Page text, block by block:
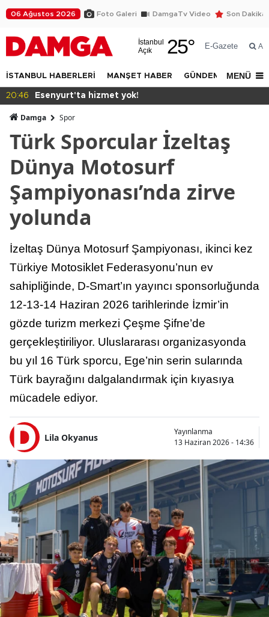
06 Ağustos 2026 Foto Galeri DamgaTv Video Son Dakika
İstanbul
Açık
25° E-Gazete Ara
İSTANBUL HABERLERİ MANŞET HABER GÜNDEM DÜNYA
MENÜ
Esenyurt'ta hizmet yok!
Damga Spor
Türk Sporcular İzeltaş
Dünya Motosurf
Şampiyonası’nda zirve
yolunda
İzeltaş Dünya Motosurf Şampiyonası, ikinci kez
Türkiye Motosiklet Federasyonu’nun ev
sahipliğinde, D-Smart’ın yayıncı sponsorluğunda
12-13-14 Haziran 2026 tarihlerinde İzmir’in
gözde turizm merkezi Çeşme Şifne’de
gerçekleştiriliyor. Uluslararası organizasyonda
bu yıl 16 Türk sporcu, Ege’nin serin sularında
Türk bayrağını dalgalandırmak için kıyasıya
mücadele ediyor.
Lila Okyanus
Yayınlanma
13 Haziran 2026 - 14:36